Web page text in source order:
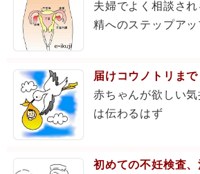
夫婦でよく相談さ
精へのステップア
届けコウノトリまで
赤ちゃんが欲しい
は伝わるはず
初めての不妊検査